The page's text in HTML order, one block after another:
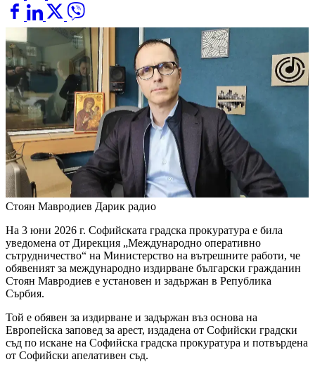
Стоян Мавродиев Дарик радио
На 3 юни 2026 г. Софийската градска прокуратура е била
уведомена от Дирекция „Международно оперативно
сътрудничество“ на Министерство на вътрешните работи, че
обявеният за международно издирване български гражданин
Стоян Мавродиев е установен и задържан в Република
Сърбия.
Той е обявен за издирване и задържан въз основа на
Европейска заповед за арест, издадена от Софийски градски
съд по искане на Софийска градска прокуратура и потвърдена
от Софийски апелативен съд.